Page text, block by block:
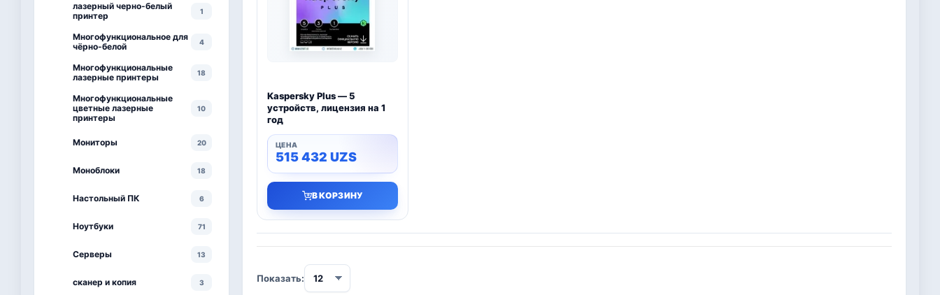
лазерный черно-белый
принтер
1
Многофункциональное для
чёрно-белой
4
Многофункциональные
лазерные принтеры
18
Многофункциональные
цветные лазерные
принтеры
10
Мониторы 20
Моноблоки 18
Настольный ПК 6
Ноутбуки 71
Серверы 13
сканер и копия 3
Kaspersky Plus — 5
устройств, лицензия на 1
год
515 432 UZS
В КОРЗИНУ
Показать: